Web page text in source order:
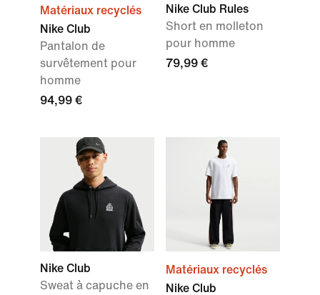
Matériaux recyclés
Nike Club
Pantalon de
survêtement pour
homme
94,99 €
Nike Club Rules
Short en molleton
pour homme
79,99 €
Nike Club
Sweat à capuche en
Matériaux recyclés
Nike Club